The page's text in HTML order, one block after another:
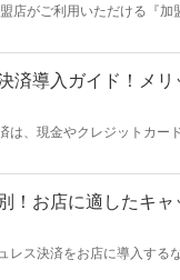
店がご利用いただける『
済導入ガイド！メ
、現金やクレジットカードに代わ
！お店に適したキ
レス決済をお店に導入する